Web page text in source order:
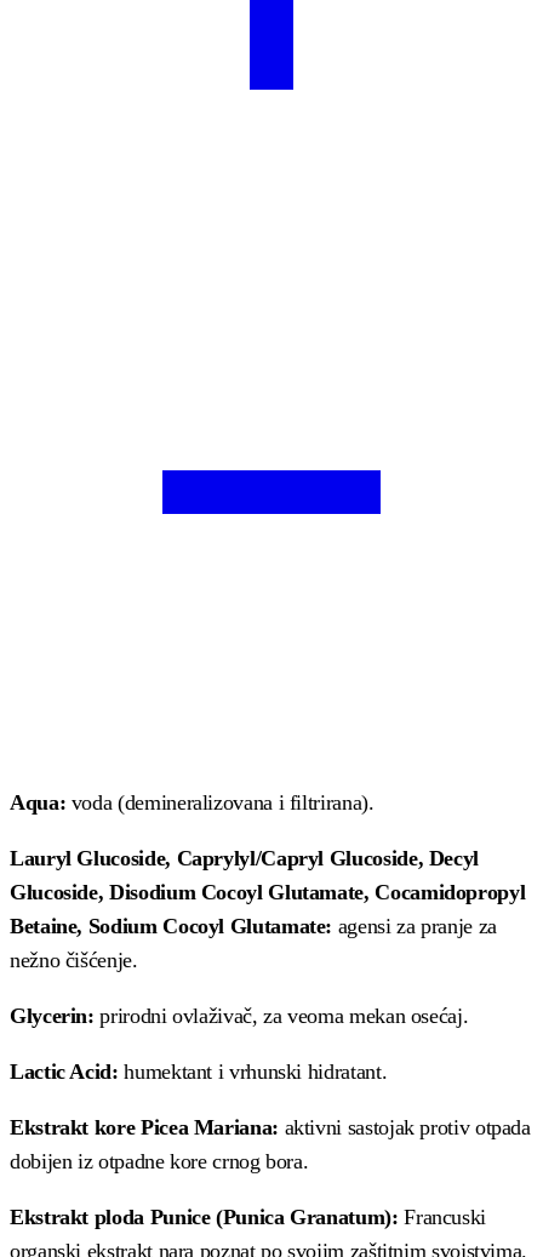
Aqua: voda (demineralizovana i filtrirana).
Lauryl Glucoside, Caprylyl/Capryl Glucoside, Decyl
Glucoside, Disodium Cocoyl Glutamate, Cocamidopropyl
Betaine, Sodium Cocoyl Glutamate: agensi za pranje za
nežno čišćenje.
Glycerin: prirodni ovlaživač, za veoma mekan osećaj.
Lactic Acid: humektant i vrhunski hidratant.
Ekstrakt kore Picea Mariana: aktivni sastojak protiv otpada
dobijen iz otpadne kore crnog bora.
Ekstrakt ploda Punice (Punica Granatum): Francuski
organski ekstrakt nara poznat po svojim zaštitnim svojstvima.